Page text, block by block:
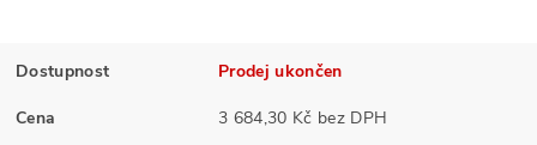
Dostupnost Prodej ukončen
Cena 3 684,30 Kč bez DPH